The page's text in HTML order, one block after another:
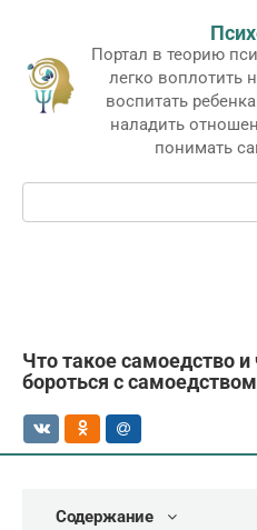
контенту
Портал в теорию
легко воплотить
воспитать
наладить
понимать
Поиск:
Что такое самоедство
бороться с
Содержание